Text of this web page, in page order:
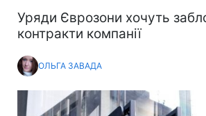
Уряди Єврозони хочуть
контракти компанії
ОЛЬГА ЗАВАДА